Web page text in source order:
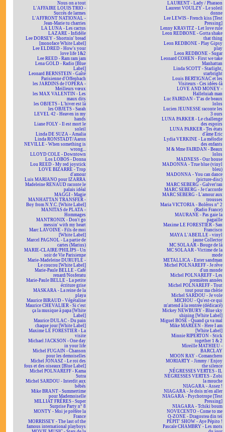
Nous on a tout
L'AFFAIRE LOUIS TRIO -
Succès de larmes
L'AFFRONT NATIONAL -
Jean-Marie tu charries
LA LUNA - Les cactus
LAZARE - Infidèle
Lee DORSEY - Shortnin' bread
[monoface White Label]
Lee ELDRED - How's your
love life 1&2
Lee REED - Ram ram jam
Lena GOLD - Radio [Blue
Label]
Leonard BERNSTEIN - Gaîté
Parisienne d'Offenbach
les JARDINS de l'OPÉRA -
Meilleurs vœux
les MAX VALENTIN - Les
maux dits
les OBJETS - L'hiver est là
les OBJETS - Sarah
LEVEL 42 - Heaven in my
hands
Liane FOLY - Il est mort le
soleil
Linda DE SUZA - Amalia
Linda RONSTADT/Aaron
NEVILLE - When something is
wrong...
LLOYD COLE - Downtown
Los LOBOS - Donna
Lou REED - My red joystick
LOVE BIZARRE - Trop
d'amour
Luis MARIANO pour IZARRA
Madeleine RENAUD raconte le
palais idéal
MAGGI - Magie
MANHATTAN TRANSFER -
Boy from N.Y.C. [White Label]
MANITAS de PLATA -
Hommages
MANTRONIX - Don't go
messin' with my heart
Marc LAVOINE - Fils de moi
[White Label]
Marcel PAGNOL - La partie de
cartes (Marius)
MARIE-CLAIRE/PHILIPS - Un
soir de Vie Parisienne
Marie-Madeleine DURUFLÉ -
Le coucou [White Label]
Marie-Paule BELLE - Café
renard/Nosferatu
Marie-Paule BELLE - La petite
écriture grise
MASKARA - La reine de la
playa
Maurice BIRAUD - Végétaline
Maurice CHEVALIER - Si c'est
ça la musique à papa [White
Label]
Maurice DULAC - Du pain
chaque jour [White Label]
Maxime LE FORESTIER - La
visite
Michael JACKSON - One day
in your life
Michel FUGAIN - Chanson
pour les demoiselles
Michel JONASZ - Le roi des
fous et des oiseaux [Blue Label]
Michel POLNAREFF - Kama
Sutra
Michel SARDOU - Interdit aux
bébés
Mike BRANT - Summertime
pour Mademoiselle
MILLIAT FRÈRES - Super
Surprise Party n° 8
MONTY - Moi je préfère la
France
MORRISSEY - The last of the
famous international playboys
LAURENT - Lady / Pharaon
Laurent VOULZY - Le soleil
donne
Lee LEWIS - French kiss [Test
Pressing]
Lenny KRAVITZ - Let love rule
Leon REDBONE - Gotta shake
that thing
Leon REDBONE - Play Gipsy
play
Leon REDBONE - Sugar
Leonard COHEN - First we take
Manhattan
Linda SCOTT - Starlight,
starbright
Louis BERTIGNAC et les
Visiteurs - Ces idées-là
LOVE AND MONEY -
Halleluiah man
Luc FAIRDAN - T'as de beaux
lolos
Lucien JEUNESSE raconte les
3 ours
LUNA PARKER - Le challenge
des espoirs
LUNA PARKER - Tes états
d'âme Eric
Lydia VERKINE - La mélodie
des enfants
M & Mme FAIRDAN - Beaux
lolos
MADNESS - Our house
MADONNA - True blue (vinyl
bleu)
MADONNA - You can dance
(picture-disc)
MARC SEBERG - Galver'ran
MARC SEBERG - Je t'accorde
MARC SEBERG - L'amour aux
trousses
Maria VICTORIA - Boléros n° 2
(Radio France)
MAURANE - Pas gaie la
pagaille
Maxime LE FORESTIER - San
Francisco
MAYA L'ABEILLE - vinyl
jaune Collector
MC SOLAAR - Bouge de là
MC SOLAAR - Victime de la
mode
METALLICA - Enter sandman
Michel POLNAREFF - Je rêve
d'un monde
Michel POLNAREFF - Les
premières années
Michel POLNAREFF - Tout
tout pour ma chérie
Michel SARDOU - Je vole
MICHOU - Qu'est-ce qui
m'attend à la rentrée (dédicacé)
Mickey NEWBURY - Blue sky
shining [White Label]
Miguel BOSÉ - Quand ça va mal
Mike MAREEN - Here I am
[White Label]
Minnie RIPERTON - Stick
together 1 & 2
Mireille MATHIEU -
BARCLAY
MOON RAY - Comanchero
MORIARTY - Jimmy / Enjoy
the silence
NÉGRESSES VERTES - IL
NÉGRESSES VERTES - Zobi
la mouche
NIAGARA - Assez !
NIAGARA - Je dois m'en aller
NIAGARA - Psychotrope [Test
Pressing]
NIAGARA - Tchiki boum
NOVECENTO - Come to me
O-ZONE - Dragostea din teï
PÉPIT' SHOW - Aye Pépito !
Pascale CHAMBRY - Les mots